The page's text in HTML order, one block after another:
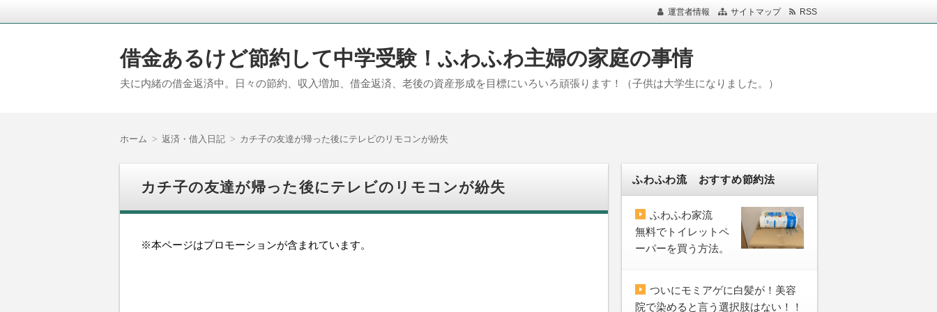
運営者情報 サイトマップ RSS
借金あるけど節約して中学受験！ふわふわ主婦の家庭の事情
夫に内緒の借金返済中。日々の節約、収入増加、借金返済、老後の資産形成を目標にいろいろ頑張ります！（子供は大学生になりました。）
ホーム 返済・借入日記 カチ子の友達が帰った後にテレビのリモコンが紛失
カチ子の友達が帰った後にテレビのリモコンが紛失
※本ページはプロモーションが含まれています。
ふわふわ流 おすすめ節約法
ふわふわ家流
無料でトイレットペ
ーパーを買う方法。
ついにモミアゲに白髪が！美容
院で染めると言う選択肢はない！！